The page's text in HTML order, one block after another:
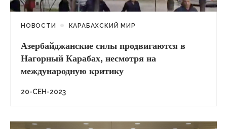
НОВОСТИ КАРАБАХСКИЙ МИР
Азербайджанские силы продвигаются в
Нагорный Карабах, несмотря на
международную критику
20-СЕН-2023